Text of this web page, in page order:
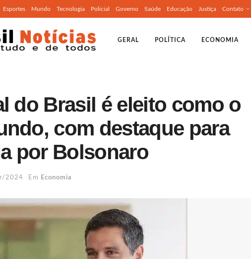
Esportes Mundo Tecnologia Policial Governo Saúde Educação Justiça Contato
GERAL POLÍTICA ECONOMIA
do Brasil é eleito como o
com destaque para
por Bolsonaro
2024 Em Economia